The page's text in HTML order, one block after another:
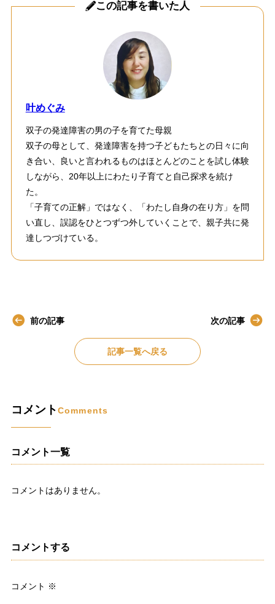
この記事を書いた人
叶めぐみ
双子の発達障害の男の子を育てた母親
双子の母として、発達障害を持つ子どもたちとの日々に向
き合い、良いと言われるものはほとんどのことを試し体験
しながら、20年以上にわたり子育てと自己探求を続け
た。
「子育ての正解」ではなく、「わたし自身の在り方」を問
い直し、誤認をひとつずつ外していくことで、親子共に発
達しつづけている。
前の記事
記事一覧へ戻る
次の記事
コメントComments
コメント一覧
コメントはありません。
コメントする
コメント ※